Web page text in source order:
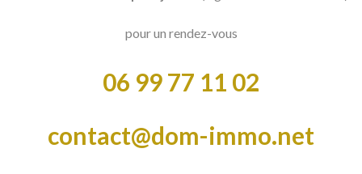
pour un rendez-vous
06 99 77 11 02
contact@dom-immo.net